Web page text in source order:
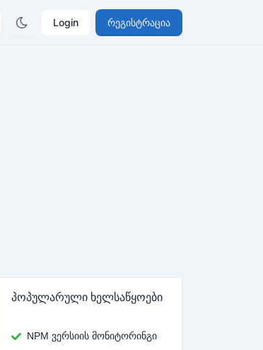
Login რეგისტრაცია
პოპულარული ხელსაწყოები
NPM ვერსიის მონიტორინგი